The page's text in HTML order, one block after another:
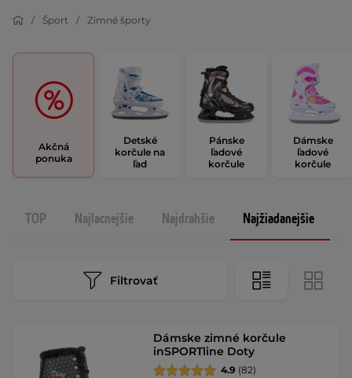
Šport Zimné športy
Akčná
ponuka
Detské
korčule na
ľad
Pánske
ľadové
korčule
Dámske
ľadové
korčule
TOP Najlacnejšie Najdrahšie Najžiadanejšie
Filtrovať
Dámske zimné korčule
inSPORTline Doty
4.9 (82)